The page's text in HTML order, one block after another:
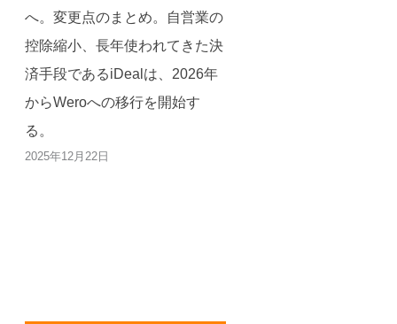
へ。変更点のまとめ。自営業の
控除縮小、長年使われてきた決
済手段であるiDealは、2026年
からWeroへの移行を開始す
る。
2025年12月22日